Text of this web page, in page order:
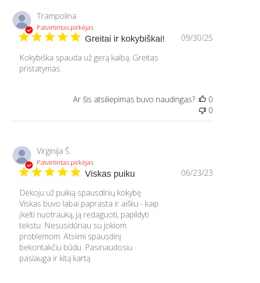
Trampolina
Patvirtintas pirkėjas
Greitai ir kokybiškai!
Kokybiška spauda už gerą kaibą. Greitas
pristatymas.
Paskelbimo
09/30/25
Ar šis atsiliepimas buvo naudingas?
0
0
Virginija Š.
Patvirtintas pirkėjas
Viskas puiku
Dėkoju už puikią spausdinių kokybę.
Viskas buvo labai paprasta ir aišku - kaip
įkelti nuotrauką, ją redaguoti, papildyti
tekstu. Nesusidūriau su jokiom
problemom. Atsiimi spausdinį
bekontakčiu būdu. Pasinaudosiu
paslauga ir kitą kartą
Paskelbimo
06/23/23